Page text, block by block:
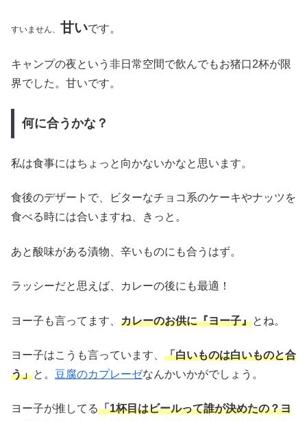
すいません、 甘いです。
キャンプの夜という非日常空間で飲んでもお猪口2杯が限
界でした。甘いです。
何に合うかな？
私は食事にはちょっと向かないかなと思います。
食後のデザートで、ビターなチョコ系のケーキやナッツを
食べる時には合いますね、きっと。
あと酸味がある漬物、辛いものにも合うはず。
ラッシーだと思えば、カレーの後にも最適！
ヨー子も言ってます、 カレーのお供に『ヨー子』とね。
ヨー子はこうも言っています、 「白いものは白いものと合
う」と。 豆腐のカプレーゼなんかいかがでしょう。
ヨー子が推してる「1杯目はビールって誰が決めたの？ヨ